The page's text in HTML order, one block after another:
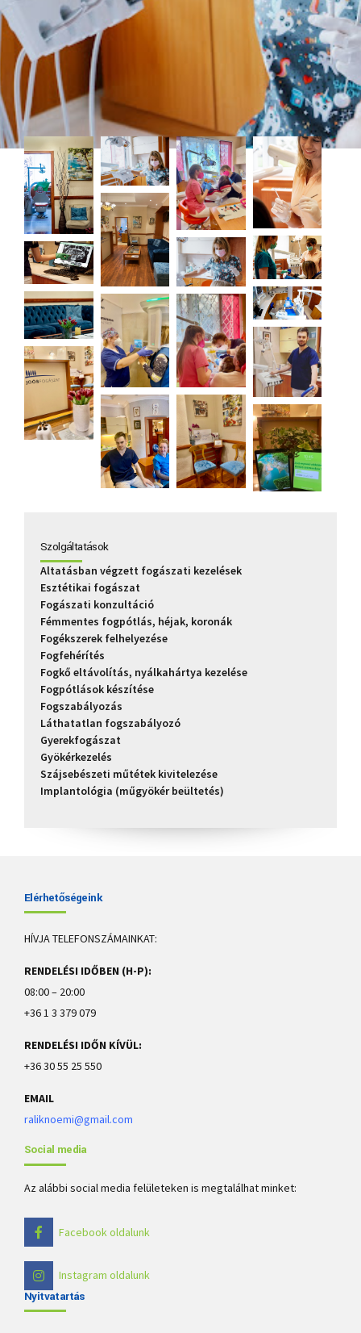
Szolgáltatások
Altatásban végzett fogászati kezelések
Esztétikai fogászat
Fogászati konzultáció
Fémmentes fogpótlás, héjak, koronák
Fogékszerek felhelyezése
Fogfehérítés
Fogkő eltávolítás, nyálkahártya kezelése
Fogpótlások készítése
Fogszabályozás
Láthatatlan fogszabályozó
Gyerekfogászat
Gyökérkezelés
Szájsebészeti műtétek kivitelezése
Implantológia (műgyökér beültetés)
Elérhetőségeink
HÍVJA TELEFONSZÁMAINKAT:
RENDELÉSI IDŐBEN (H-P):
08:00 – 20:00
+36 1 3 379 079
RENDELÉSI IDŐN KÍVÜL:
+36 30 55 25 550
EMAIL
raliknoemi@gmail.com
Social media
Az alábbi social media felületeken is megtalálhat minket:
Facebook oldalunk
Instagram oldalunk
Nyitvatartás